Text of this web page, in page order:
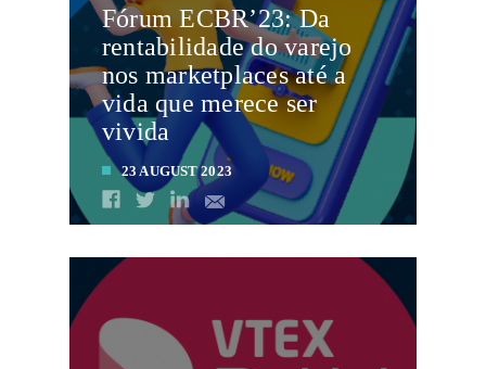
Fórum ECBR’23: Da
rentabilidade do varejo
nos marketplaces até a
vida que merece ser
vivida
23 AUGUST 2023